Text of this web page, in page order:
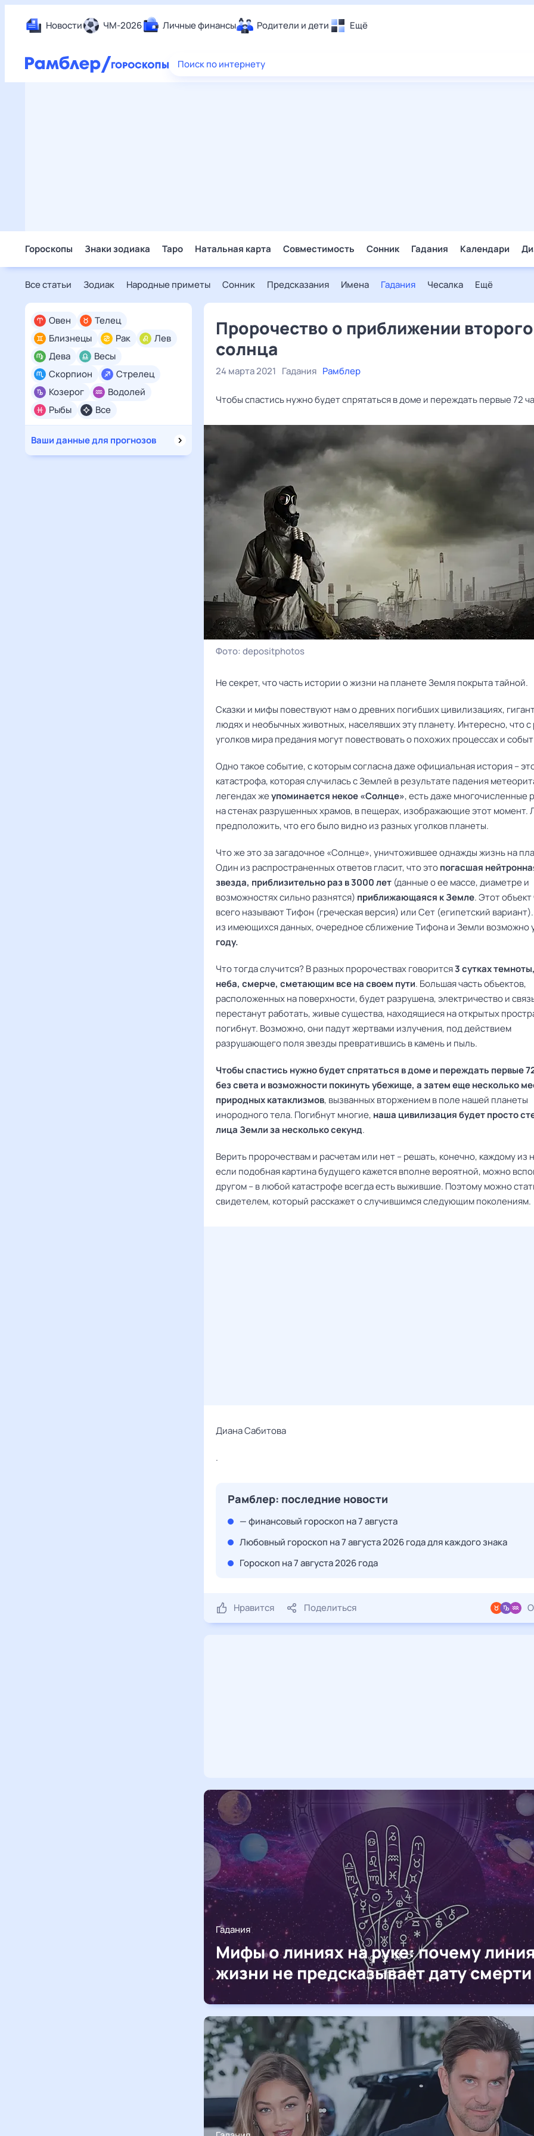
Новости ЧМ-2026 Личные финансы Родители и дети Ещё
Еда
Поиск по интернету
Гороскопы Знаки зодиака Таро Натальная карта Совместимость Сонник Гадания Календари
Все статьи Зодиак Народные приметы Сонник Предсказания Имена Гадания Чесалка Ещё
Все
Овен
Телец
Близнецы
Рак
Лев
Дева
Весы
Скорпион
Стрелец
Козерог
Водолей
Рыбы
Ваши данные для прогнозов
Пророчество о приближении второго
солнца
24 марта 2021 Гадания Рамблер
Чтобы спастись нужно будет спрятаться в доме и переждать первые 72
Фото: depositphotos
Не секрет, что часть истории о жизни на планете Земля покрыта тайной.
Сказки и мифы повествуют нам о древних погибших цивилизациях,
людях и необычных животных, населявших эту планету. Интересно, что с
уголков мира предания могут повествовать о похожих процессах и
Одно такое событие, с которым согласна даже официальная история –
катастрофа, которая случилась с Землей в результате падения
легендах жеупоминается некое «Солнце», есть даже многочисленные
на стенах разрушенных храмов, в пещерах, изображающие этот момент.
предположить, что его было видно из разных уголков планеты.
Что же это за загадочное «Солнце», уничтожившее однажды жизнь на
Один из распространенных ответов гласит, что этопогасшая
звезда, приблизительно раз в 3000 лет (данные о ее массе, диаметре и
возможностях сильно разнятся) приближающаяся к Земле. Этот
всего называют Тифон (греческая версия) или Сет (египетский
из имеющихся данных, очередное сближение Тифона и Земли возможно
году.
Что тогда случится? В разных пророчествах говорится3 сутках
неба, смерче, сметающим все на своем пути. Большая часть объектов,
расположенных на поверхности, будет разрушена, электричество и
перестанут работать, живые существа, находящиеся на открытых
погибнут. Возможно, они падут жертвами излучения, под действием
разрушающего поля звезды превратившись в камень и пыль.
Чтобы спастись нужно будет спрятаться в доме и переждать первые
без света и возможности покинуть убежище, а затем еще несколько
природных катаклизмов, вызванных вторжением в поле нашей планеты
инородного тела. Погибнут многие, наша цивилизация будет просто
лица Земли за несколько секунд.
Верить пророчествам и расчетам или нет – решать, конечно, каждому из
если подобная картина будущего кажется вполне вероятной, можно
другом – в любой катастрофе всегда есть выжившие. Поэтому можно
свидетелем, который расскажет о случившимся следующим поколениям.
Диана Сабитова
.
Рамблер: последние новости
— финансовый гороскоп на 7 августа
Любовный гороскоп на 7 августа 2026 года для каждого знака
Гороскоп на 7 августа 2026 года
Нравится Поделиться
Гадания
Мифы о линиях на руке: почему
жизни не предсказывает дату смерти